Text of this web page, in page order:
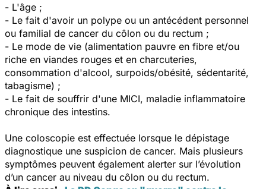
- L'âge ;
- Le fait d'avoir un polype ou un antécédent personnel
ou familial de cancer du côlon ou du rectum ;
- Le mode de vie (alimentation pauvre en fibre et/ou
riche en viandes rouges et en charcuteries,
consommation d'alcool, surpoids/obésité, sédentarité,
tabagisme) ;
- Le fait de souffrir d'une MICI, maladie inflammatoire
chronique des intestins.
Une coloscopie est effectuée lorsque le dépistage
diagnostique une suspicion de cancer. Mais plusieurs
symptômes peuvent également alerter sur l’évolution
d’un cancer au niveau du côlon ou du rectum.